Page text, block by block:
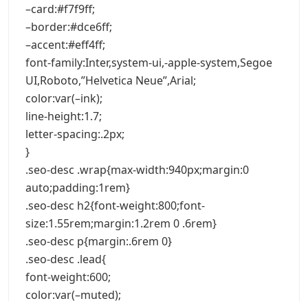
–card:#f7f9ff;
–border:#dce6ff;
–accent:#eff4ff;
font-family:Inter,system-ui,-apple-system,Segoe
UI,Roboto,”Helvetica Neue”,Arial;
color:var(–ink);
line-height:1.7;
letter-spacing:.2px;
}
.seo-desc .wrap{max-width:940px;margin:0
auto;padding:1rem}
.seo-desc h2{font-weight:800;font-
size:1.55rem;margin:1.2rem 0 .6rem}
.seo-desc p{margin:.6rem 0}
.seo-desc .lead{
font-weight:600;
color:var(–muted);